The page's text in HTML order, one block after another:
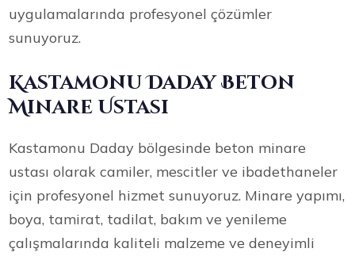
uygulamalarında profesyonel çözümler
sunuyoruz.
Kastamonu Daday Beton
Minare Ustası
Kastamonu Daday bölgesinde beton minare
ustası olarak camiler, mescitler ve ibadethaneler
için profesyonel hizmet sunuyoruz. Minare yapımı,
boya, tamirat, tadilat, bakım ve yenileme
çalışmalarında kaliteli malzeme ve deneyimli